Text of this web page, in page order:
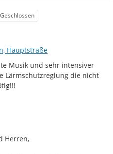
Status
Geschlossen
Hauptstraße
Musik und sehr intensiver
Lärmschutzreglung die nicht
Herren,